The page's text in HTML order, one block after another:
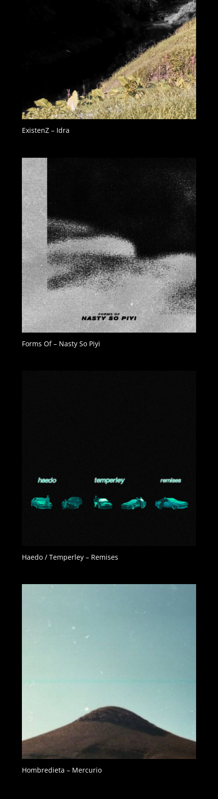
ExistenZ – Idra
Forms Of – Nasty So Piyi
Haedo / Temperley – Remises
Hombredieta – Mercurio